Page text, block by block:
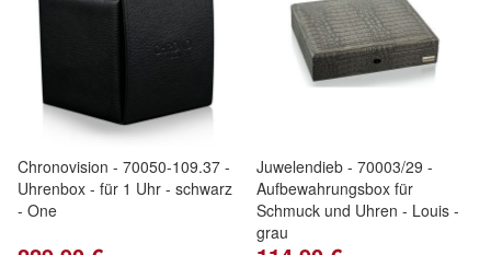
Chronovision - 70050-109.37 -
Uhrenbox - für 1 Uhr - schwarz
- One
Juwelendieb - 70003/29 -
Aufbewahrungsbox für
Schmuck und Uhren - Louis -
grau